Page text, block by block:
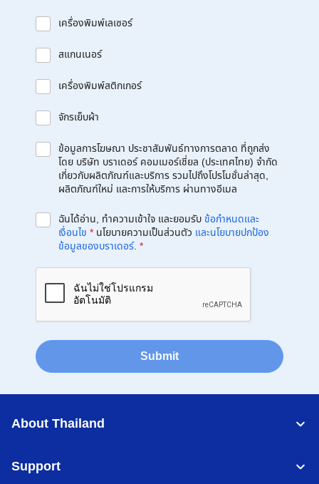
เครื่องพิมพ์เลเซอร์
สแกนเนอร์
เครื่องพิมพ์สติกเกอร์
จักรเย็บผ้า
ข้อมูลการโฆษณา ประชาสัมพันธ์ทางการตลาด ที่ถูกส่ง
โดย บริษัท บราเดอร์ คอมเมอร์เชี่ยล (ประเทศไทย) จำกัด
เกี่ยวกับผลิตภัณฑ์และบริการ รวมไปถึงโปรโมชั่นล่าสุด,
ผลิตภัณฑ์ใหม่ และการให้บริการ ผ่านทางอีเมล
ฉันได้อ่าน, ทำความเข้าใจ และยอมรับข้อกำหนดและ
เงื่อนไข * นโยบายความเป็นส่วนตัว และนโยบายปกป้อง
ข้อมูลของบราเดอร์. *
Submit
About Thailand
Support